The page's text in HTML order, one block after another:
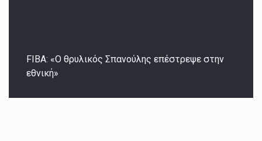
FIBA: «Ο θρυλικός Σπανούλης επέστρεψε στην
εθνική»